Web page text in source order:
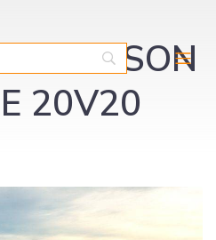
SON
20V20